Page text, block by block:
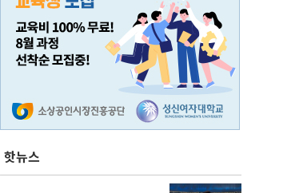
핫뉴스